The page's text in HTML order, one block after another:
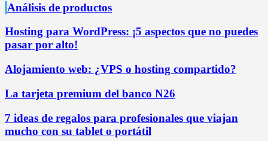
Análisis de productos
Hosting para WordPress: ¡5 aspectos que no puedes
pasar por alto!
Alojamiento web: ¿VPS o hosting compartido?
La tarjeta premium del banco N26
7 ideas de regalos para profesionales que viajan
mucho con su tablet o portátil